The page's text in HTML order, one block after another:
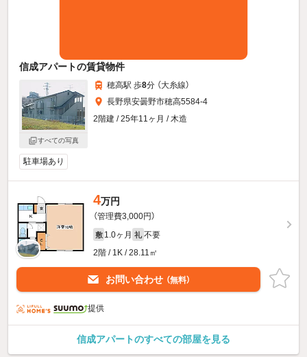
信成アパートの賃貸物件
すべての写真
穂高駅 歩8分 （大糸線）
長野県安曇野市穂高5584-4
2階建 / 25年11ヶ月 / 木造
駐車場あり
4万円
（管理費3,000円）
敷 1.0ヶ月 礼 不要
2階 / 1K / 28.11㎡
お問い合わせ （無料）
提供
信成アパートのすべての部屋を見る